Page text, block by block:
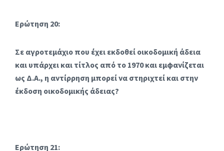
Ερώτηση 20:
Σε αγροτεμάχιο που έχει εκδοθεί οικοδομική άδεια
και υπάρχει και τίτλος από το 1970 και εμφανίζεται
ως Δ.Α., η αντίρρηση μπορεί να στηριχτεί και στην
έκδοση οικοδομικής άδειας?
Ερώτηση 21: